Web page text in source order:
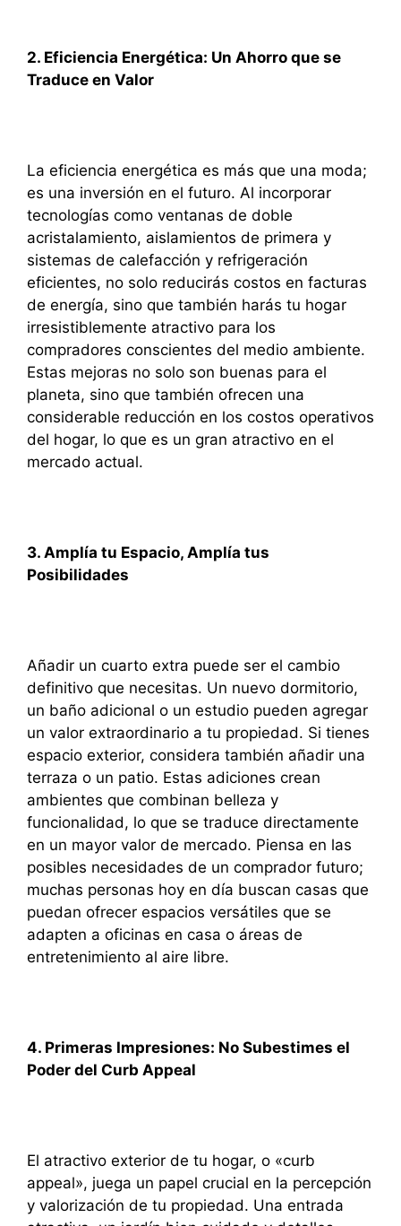
2. Eficiencia Energética: Un Ahorro que se
Traduce en Valor
La eficiencia energética es más que una moda;
es una inversión en el futuro. Al incorporar
tecnologías como ventanas de doble
acristalamiento, aislamientos de primera y
sistemas de calefacción y refrigeración
eficientes, no solo reducirás costos en facturas
de energía, sino que también harás tu hogar
irresistiblemente atractivo para los
compradores conscientes del medio ambiente.
Estas mejoras no solo son buenas para el
planeta, sino que también ofrecen una
considerable reducción en los costos operativos
del hogar, lo que es un gran atractivo en el
mercado actual.
3. Amplía tu Espacio, Amplía tus
Posibilidades
Añadir un cuarto extra puede ser el cambio
definitivo que necesitas. Un nuevo dormitorio,
un baño adicional o un estudio pueden agregar
un valor extraordinario a tu propiedad. Si tienes
espacio exterior, considera también añadir una
terraza o un patio. Estas adiciones crean
ambientes que combinan belleza y
funcionalidad, lo que se traduce directamente
en un mayor valor de mercado. Piensa en las
posibles necesidades de un comprador futuro;
muchas personas hoy en día buscan casas que
puedan ofrecer espacios versátiles que se
adapten a oficinas en casa o áreas de
entretenimiento al aire libre.
4. Primeras Impresiones: No Subestimes el
Poder del Curb Appeal
El atractivo exterior de tu hogar, o «curb
appeal», juega un papel crucial en la percepción
y valorización de tu propiedad. Una entrada